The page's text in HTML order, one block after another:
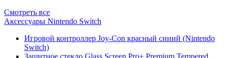
Смотреть все
Аксессуары Nintendo Switch
Игровой контроллер Joy-Con красный синий (Nintendo
Switch)
Защитное стекло Glass Screen Pro+ Premium Tempered